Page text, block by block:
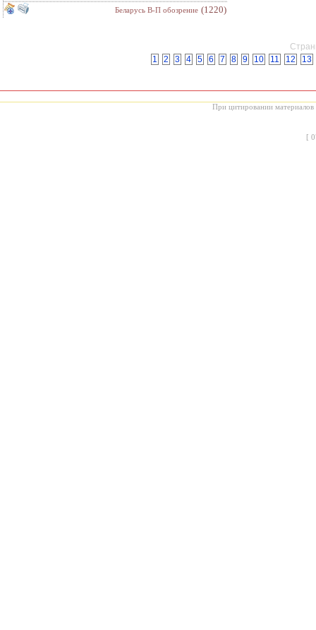
Беларусь В-П обозрение (1220)
1
2 3 4 5 6 7 8 9 10 11 12 13
При цитировании материалов
[